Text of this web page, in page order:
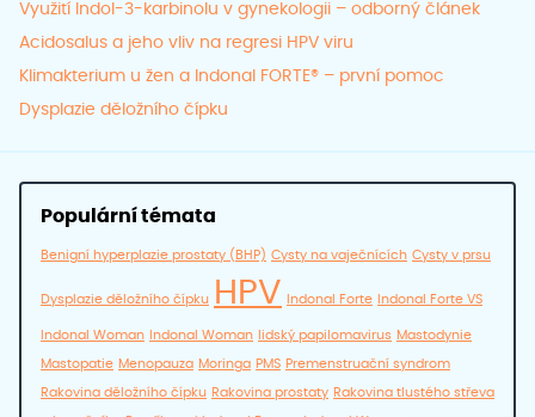
Využití Indol-3-karbinolu v gynekologii – odborný článek
Acidosalus a jeho vliv na regresi HPV viru
Klimakterium u žen a Indonal FORTE® – první pomoc
Dysplazie děložního čípku
Populární témata
Benigní hyperplazie prostaty (BHP) Cysty na vaječnících Cysty v prsu
Dysplazie děložního čípku HPV Indonal Forte Indonal Forte VS
Indonal Woman Indonal Woman lidský papilomavirus Mastodynie
Mastopatie Menopauza Moringa PMS Premenstruační syndrom
Rakovina děložního čípku Rakovina prostaty Rakovina tlustého střeva